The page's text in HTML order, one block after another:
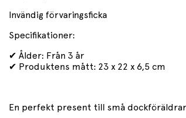
Invändig förvaringsficka
Specifikationer:
✔ Ålder: Från 3 år
✔ Produktens mått: 23 x 22 x 6,5 cm
En perfekt present till små